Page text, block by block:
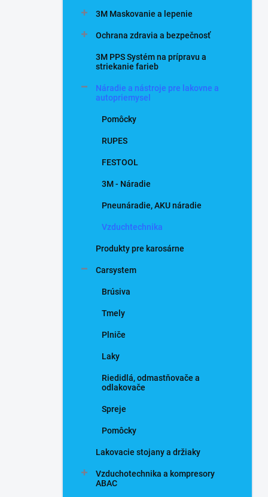
3M Maskovanie a lepenie
Ochrana zdravia a bezpečnosť
3M PPS Systém na prípravu a
striekanie farieb
Náradie a nástroje pre lakovne a
autopriemysel
Pomôcky
RUPES
FESTOOL
3M - Náradie
Pneunáradie, AKU náradie
Vzduchtechnika
Produkty pre karosárne
Carsystem
Brúsiva
Tmely
Plniče
Laky
Riedidlá, odmastňovače a
odlakovače
Spreje
Pomôcky
Lakovacie stojany a držiaky
Vzduchotechnika a kompresory
ABAC